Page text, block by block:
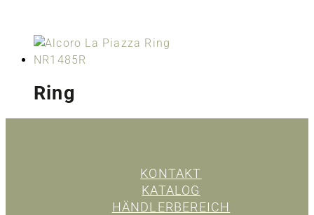
Ring
KONTAKT
KATALOG
HÄNDLERBEREICH